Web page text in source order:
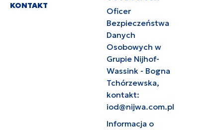
KONTAKT
Oficer
Bezpieczeństwa
Danych
Osobowych w
Grupie Nijhof-
Wassink - Bogna
Tchórzewska,
kontakt:
iod@nijwa.com.pl
Informacja o